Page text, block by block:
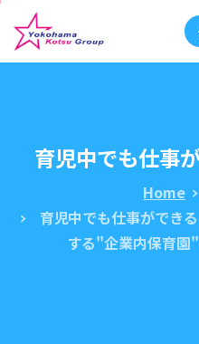
育児中でも仕事
Home
育児中でも仕事ができ
する"企業内保育園